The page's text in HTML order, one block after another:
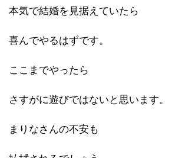
本気で結婚を見据えていたら
喜んでやるはずです。
ここまでやったら
さすがに遊びではないと思います。
まりなさんの不安も